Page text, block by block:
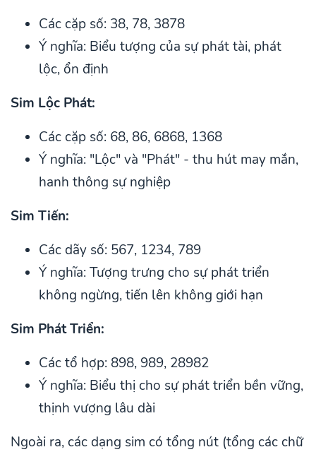
Các cặp số: 38, 78, 3878
Ý nghĩa: Biểu tượng của sự phát tài, phát
lộc, ổn định
Sim Lộc Phát:
Các cặp số: 68, 86, 6868, 1368
Ý nghĩa: "Lộc" và "Phát" - thu hút may mắn,
hanh thông sự nghiệp
Sim Tiến:
Các dãy số: 567, 1234, 789
Ý nghĩa: Tượng trưng cho sự phát triển
không ngừng, tiến lên không giới hạn
Sim Phát Triển:
Các tổ hợp: 898, 989, 28982
Ý nghĩa: Biểu thị cho sự phát triển bền vững,
thịnh vượng lâu dài
Ngoài ra, các dạng sim có tổng nút (tổng các chữ